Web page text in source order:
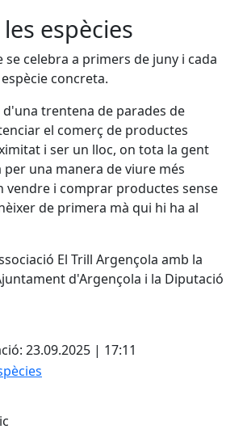
espècies
se celebra a primers de juny i cada
concreta.
d'una trentena de parades de
el comerç de productes
i ser un lloc, on tota la gent
una manera de viure més
vendre i comprar productes sense
de primera mà qui hi ha al
El Trill Argençola amb la
d'Argençola i la Diputació
23.09.2025 | 17:11